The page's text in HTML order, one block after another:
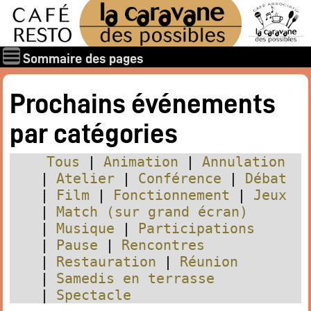
Sommaire des pages
Qui sommes-nous ?
Les associations
Rapports et documents
Les membres
Les valeurs de la Caravane des Possibles
Nos amis
Nos soutiens
Galerie des photos
Boire et manger
Horaires d’ouverture
Carte : boissons, restaurant
Prochains événements
par catégories
Tous Animation
Annulation
Atelier
Conférence
Débat
Film
Fonctionnement
Jeux
Match (sur grand écran)
Musique
Participations
Pause
Rencontres
Restauration
Réunion
Samedis en terrasse
Spectacle